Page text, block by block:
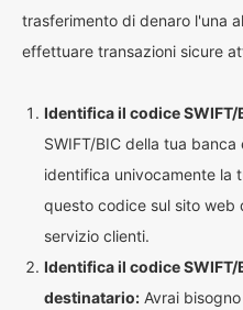
trasferimento di denaro l'una
effettuare transazioni sicure
Identifica il codice SWIFT/
SWIFT/BIC della tua
identifica univocamente la
questo codice sul sito web
servizio clienti.
Identifica il codice SWIFT/
destinatario: Avrai